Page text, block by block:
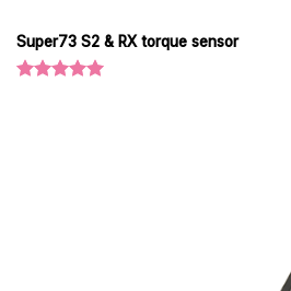
Super73 S2 & RX torque sensor